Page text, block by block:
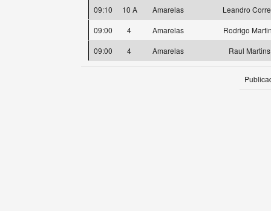
09:10 10 A Amarelas
Leandro
09:00
4 Amarelas
Rodrigo
09:00
4 Amarelas Raul Martins